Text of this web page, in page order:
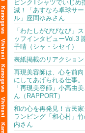
ピンクTシャツでいじめ
滅！「あすなろ卓球サー
ル」座間ゆみさん
「わたしがびびなび」ス
ッフインタビューVol.3
子晴（シャ・シセイ）
表紙掲載のリアクション
再現美容師は、心を前向
にしてあげられる仕事。
「再現美容師」小高由美
ん（RAPPORT）
和の心を再発見！古民
ランピング「和心村」
内さん